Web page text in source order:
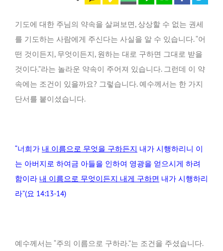
기도에 대한 주님의 약속을 살펴보면, 상상할 수 없는 권세
를 기도하는 사람에게 주신다는 사실을 알 수 있습니다. “어
떤 것이든지, 무엇이든지, 원하는 대로 구하면 그대로 받을
것이다.”라는 놀라운 약속이 주어져 있습니다. 그런데 이 약
속에는 조건이 있을까요? 그렇습니다. 예수께서는 한 가지
단서를 붙이셨습니다.
“너희가 내 이름으로 무엇을 구하든지 내가 시행하리니 이
는 아버지로 하여금 아들을 인하여 영광을 얻으시게 하려
함이라 내 이름으로 무엇이든지 내게 구하면 내가 시행하리
라”(요 14:13-14)
예수께서는 “주의 이름으로 구하라.”는 조건을 주셨습니다.